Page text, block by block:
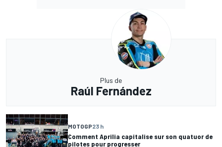
Plus de
Raúl Fernández
MOTOGP23 h
Comment Aprilia capitalise sur son quatuor de
pilotes pour progresser